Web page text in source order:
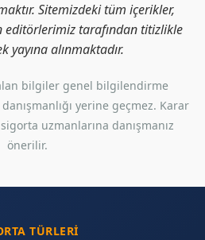
Sitemizdeki tüm içerikler,
editörlerimiz tarafından titizlikle
yayına alınmaktadır.
bilgiler genel bilgilendirme
yerine geçmez. Karar
uzmanlarına danışmanız
önerilir.
TÜRLERI